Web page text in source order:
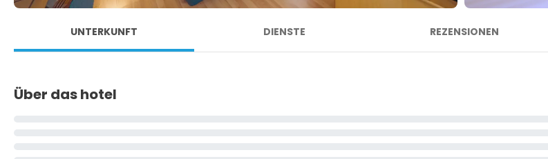
UNTERKUNFT DIENSTE REZENSIONEN
Über das hotel